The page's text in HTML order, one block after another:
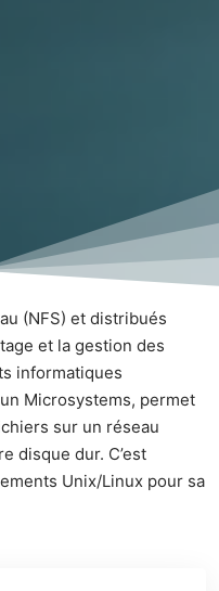
(NFS) et distribués
et la gestion des
informatiques
Microsystems, permet
sur un réseau
disque dur. C’est
Unix/Linux pour sa